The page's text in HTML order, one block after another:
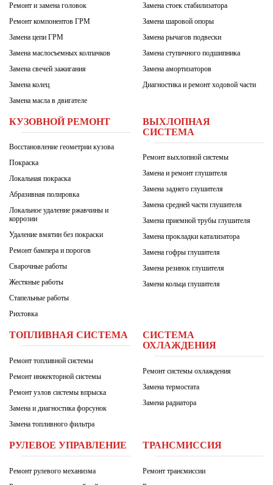
Ремонт и замена головок
Ремонт компонентов ГРМ
Замена цепи ГРМ
Замена маслосъемных колпачков
Замена свечей зажигания
Замена колец
Замена масла в двигателе
Замена стоек стабилизатора
Замена шаровой опоры
Замена рычагов подвески
Замена ступичного подшипника
Замена амортизаторов
Диагностика и ремонт ходовой части
КУЗОВНОЙ РЕМОНТ
Восстановление геометрии кузова
Покраска
Локальная покраска
Абразивная полировка
Локальное удаление ржавчины и
коррозии
Удаление вмятин без покраски
Ремонт бампера и порогов
Сварочные работы
Жестяные работы
Стапельные работы
Рихтовка
ВЫХЛОПНАЯ
СИСТЕМА
Ремонт выхлопной системы
Замена и ремонт глушителя
Замена заднего глушителя
Замена средней части глушителя
Замена приемной трубы глушителя
Замена прокладки катализатора
Замена гофры глушителя
Замена резинок глушителя
Замена кольца глушителя
ТОПЛИВНАЯ СИСТЕМА
Ремонт топливной системы
Ремонт инжекторной системы
Ремонт узлов системы впрыска
Замена и диагностика форсунок
Замена топливного фильтра
СИСТЕМА
ОХЛАЖДЕНИЯ
Ремонт системы охлаждения
Замена термостата
Замена радиатора
РУЛЕВОЕ УПРАВЛЕНИЕ
Ремонт рулевого механизма
ТРАНСМИССИЯ
Ремонт трансмиссии